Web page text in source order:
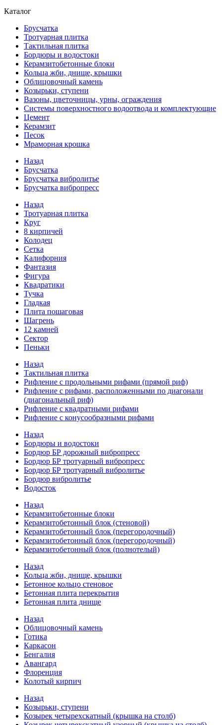
Каталог
Брусчатка
Тротуарная плитка
Тактильная плитка
Бордюры и водостоки
Керамзитобетонные блоки
Кольца жби, днище, крышки
Облицовочный камень
Козырьки, ступени
Вазоны, цветочницы, урны, ограждения
Системы поверхностного водоотвода и комплектующие
Цемент
Керамзит
Песок
Мраморная крошка
Назад
Брусчатка
Брусчатка вибролитье
Брусчатка вибропресс
Назад
Тротуарная плитка
Круг
8 кирпичей
Колодец
Сетка
Калифорния
Фантазия
Фигура
Квадратики
Тучка
Гладкая
Плита пошаговая
Шагрень
12 камней
Сектор
Пеньки
Назад
Тактильная плитка
Рифление с продольными рифами (прямой риф)
Рифление с рифами, расположенными по диагонали
(диагональный риф)
Рифление с квадратными рифами
Рифление с конусообразными рифами
Назад
Бордюры и водостоки
Бордюр БР дорожный вибропресс
Бордюр БР тротуарный вибропресс
Бордюр БР тротуарный вибролитье
Бордюр вибролитье
Водосток
Назад
Керамзитобетонные блоки
Керамзитобетонный блок (стеновой)
Керамзитобетонный блок (перегородочный)
Керамзитобетонный блок (перегородочный)
Керамзитобетонный блок (полнотелый)
Назад
Кольца жби, днище, крышки
Бетонное кольцо стеновое
Бетонная плита перекрытия
Бетонная плита днище
Назад
Облицовочный камень
Готика
Каркасон
Бенгалия
Авангард
Флоренция
Колотый кирпич
Назад
Козырьки, ступени
Козырек четырехскатный (крышка на столб)